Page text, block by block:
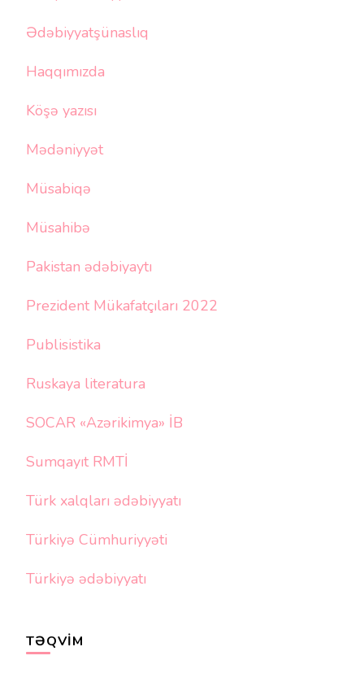
Ədəbiyyatşünaslıq
Haqqımızda
Köşə yazısı
Mədəniyyət
Müsabiqə
Müsahibə
Pakistan ədəbiyaytı
Prezident Mükafatçıları 2022
Publisistika
Ruskaya literatura
SOCAR «Azərikimya» İB
Sumqayıt RMTİ
Türk xalqları ədəbiyyatı
Türkiyə Cümhuriyyəti
Türkiyə ədəbiyyatı
TƏQVIM